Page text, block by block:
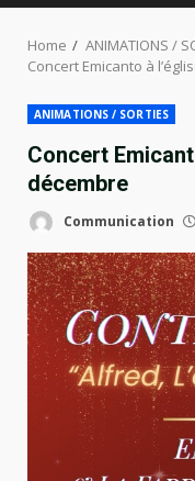
Home
ANIMATIONS /
Concert Emicanto à
ANIMATIONS / SORTIES
Concert
décembre
Communication